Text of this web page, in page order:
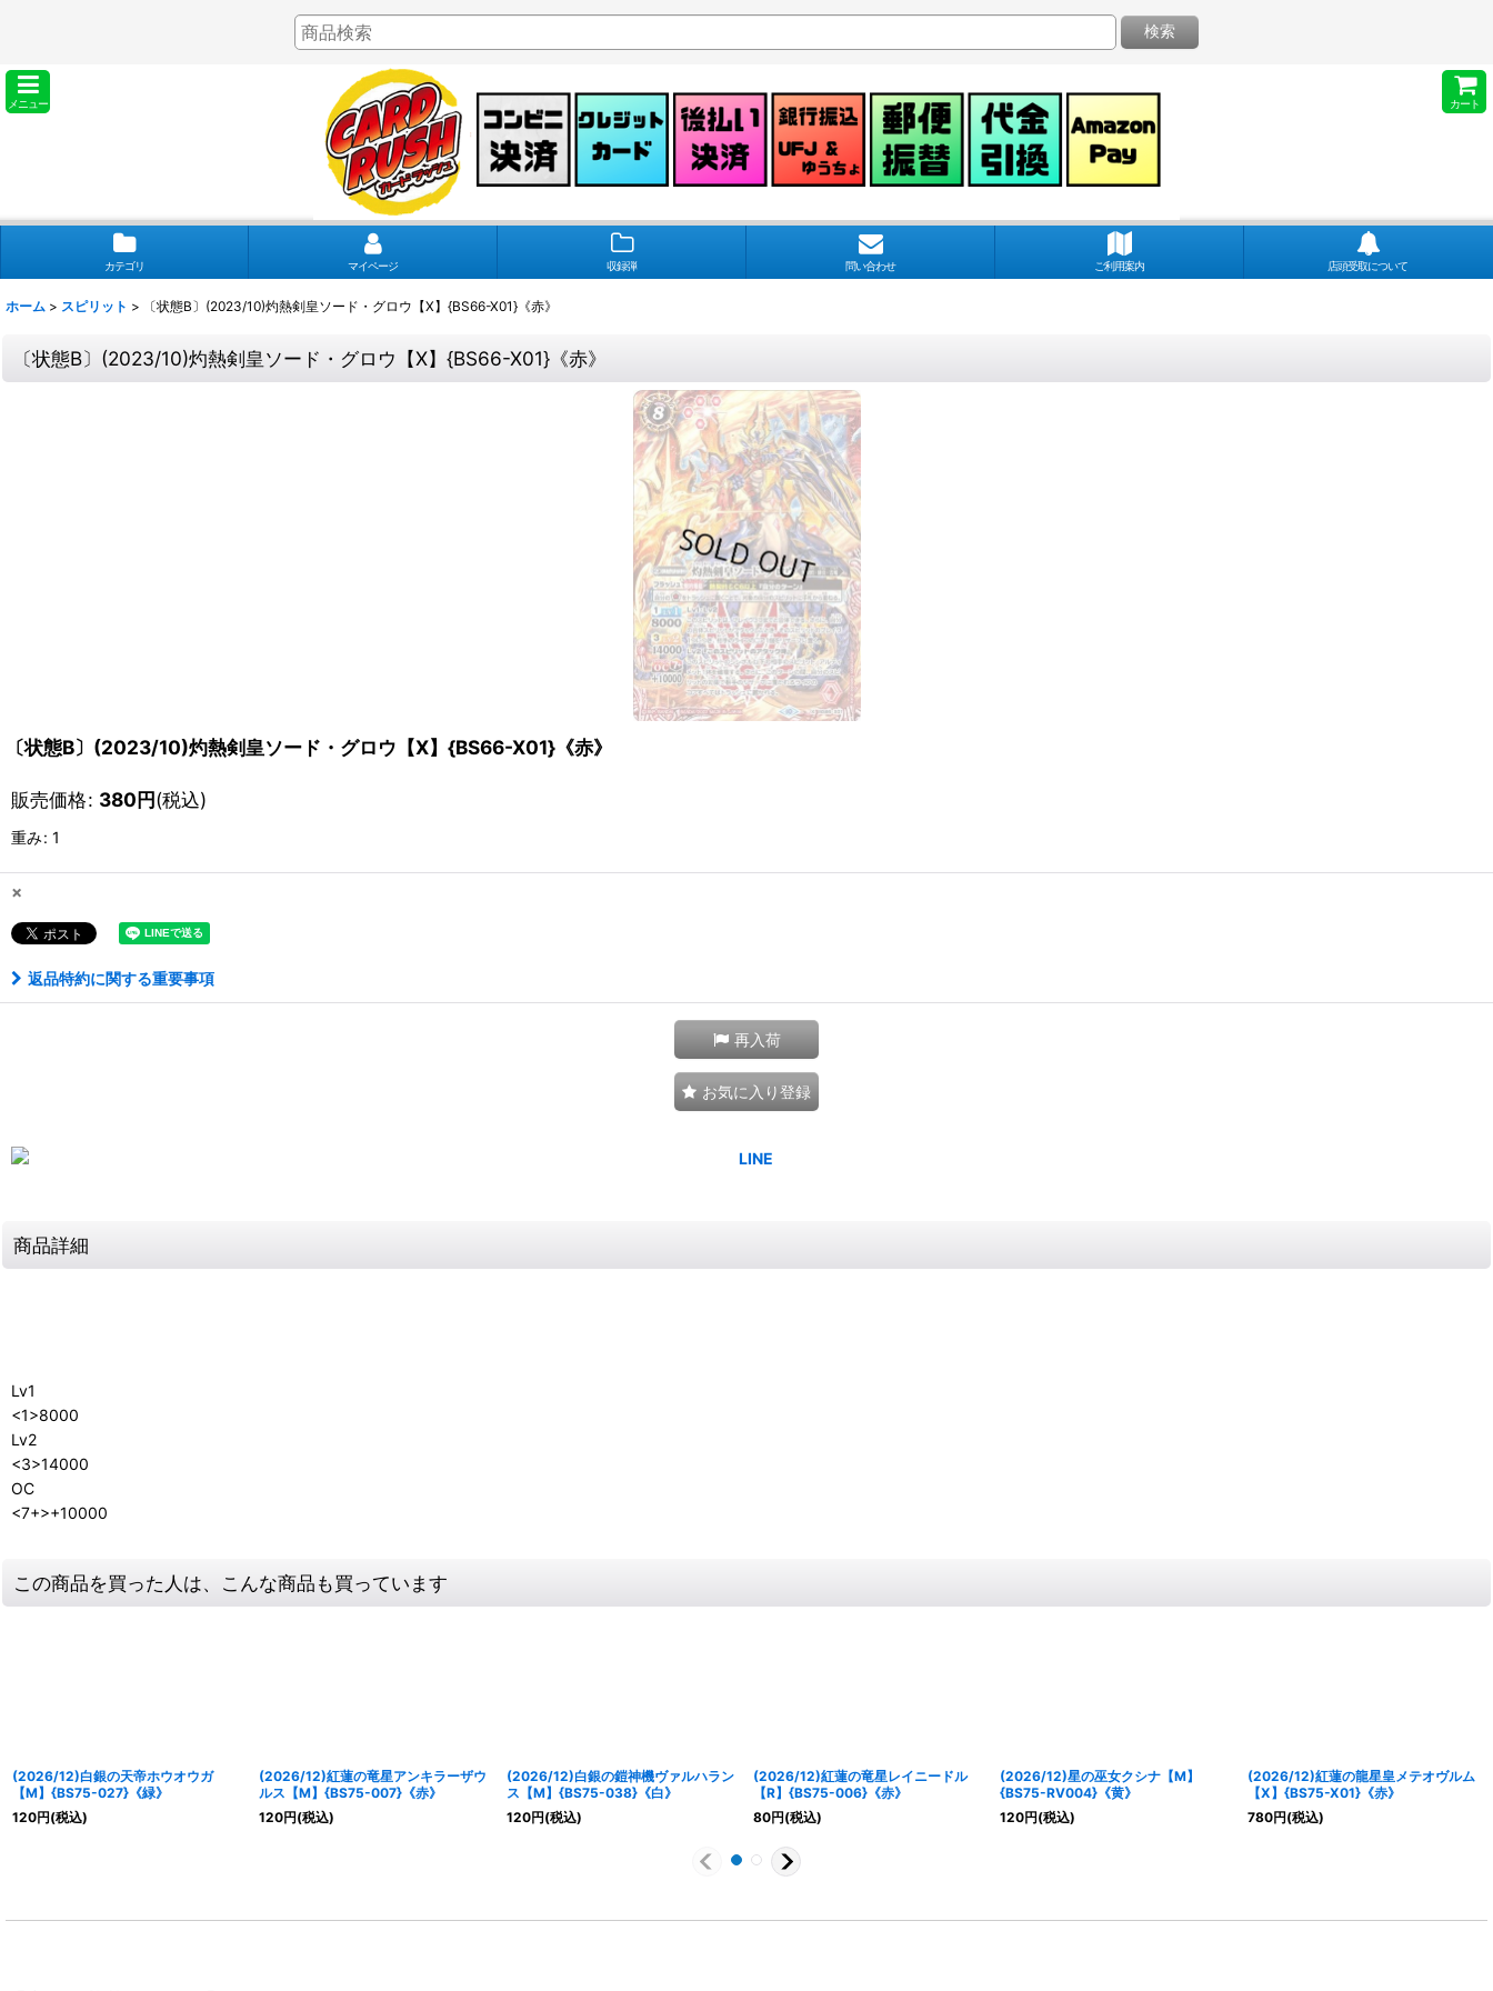
メニュー カート
検索
カテゴリ マイページ 収録弾 問い合わせ ご利用案内 店頭受取について
ホーム > スピリット > 〔状態B〕(2023/10)灼熱剣皇ソード・グロウ【X】{BS66-X01}《赤》
〔状態B〕(2023/10)灼熱剣皇ソード・グロウ【X】{BS66-X01}《赤》
〔状態B〕(2023/10)灼熱剣皇ソード・グロウ【X】{BS66-X01}《赤》
販売価格: 380円(税込)
重み: 1
×
返品特約に関する重要事項
再入荷
お気に入り登録
商品詳細
Lv1
<1>8000
Lv2
<3>14000
OC
<7+>+10000
この商品を買った人は、こんな商品も買っています
(2026/12)白銀の天帝ホウオウガ
【M】{BS75-027}《緑》
120円(税込)
(2026/12)紅蓮の竜星アンキラーザウ
ルス【M】{BS75-007}《赤》
120円(税込)
(2026/12)白銀の鎧神機ヴァルハラン
ス【M】{BS75-038}《白》
120円(税込)
(2026/12)紅蓮の竜星レイニードル
【R】{BS75-006}《赤》
80円(税込)
(2026/12)星の巫女クシナ【M】
{BS75-RV004}《黄》
120円(税込)
(2026/12)紅蓮の龍星皇メテオヴルム
【X】{BS75-X01}《赤》
780円(税込)